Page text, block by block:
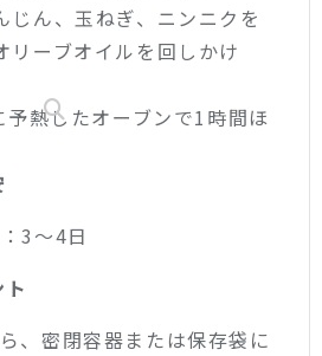
じん、玉ねぎ、ニンニクを
リーブオイルを回しかけ
熱したオーブンで1時間ほ
〜4日
、密閉容器または保存袋に